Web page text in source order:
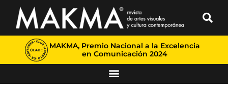
MAKMA, Premio Nacional a la Excelencia
en Comunicación 2024